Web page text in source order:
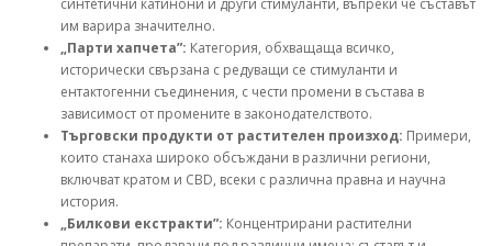
синтетични катинони и други стимуланти, въпреки че съставът
им варира значително.
„Парти хапчета”: Категория, обхващаща всичко,
исторически свързана с редуващи се стимуланти и
ентактогенни съединения, с чести промени в състава в
зависимост от промените в законодателството.
Търговски продукти от растителен произход: Примери,
които станаха широко обсъждани в различни региони,
включват кратом и CBD, всеки с различна правна и научна
история.
„Билкови екстракти”: Концентрирани растителни